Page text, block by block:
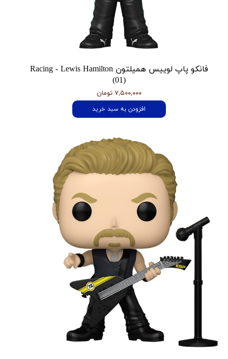
فانکو پاپ لوییس همیلتون Racing - Lewis Hamilton
(01)
۷,۵۰۰,۰۰۰ تومان
افزودن به سبد خرید